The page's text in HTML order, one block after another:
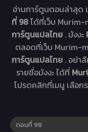
อ่านการ์ตูนตอนล่าสุด
ที่ 98ได้ที่เว็บ Murim-
การ์ตูนแปลไทย . มังงะ
ตลอดที่เว็บ Murim-
การ์ตูนแปลไทย . อย่า
รายชื่อมังงะ ได้ที่
โปรดคลิกที่เมนู เลือก